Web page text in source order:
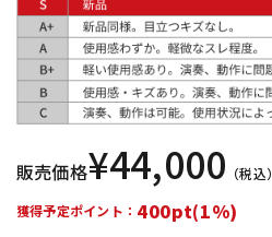
販売価格¥44,000 （税込）
獲得予定ポイント： 400pt(1%)